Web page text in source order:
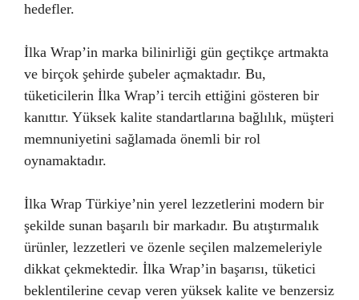
hedefler.
İlka Wrap’in marka bilinirliği gün geçtikçe artmakta
ve birçok şehirde şubeler açmaktadır. Bu,
tüketicilerin İlka Wrap’i tercih ettiğini gösteren bir
kanıttır. Yüksek kalite standartlarına bağlılık, müşteri
memnuniyetini sağlamada önemli bir rol
oynamaktadır.
İlka Wrap Türkiye’nin yerel lezzetlerini modern bir
şekilde sunan başarılı bir markadır. Bu atıştırmalık
ürünler, lezzetleri ve özenle seçilen malzemeleriyle
dikkat çekmektedir. İlka Wrap’in başarısı, tüketici
beklentilerine cevap veren yüksek kalite ve benzersiz